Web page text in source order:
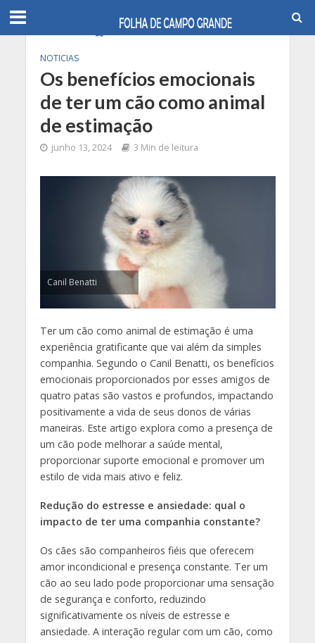
NOTICIAS
Os benefícios emocionais
de ter um cão como animal
de estimação
junho 13, 2024 3 Min de leitura
Canil Benatti
Ter um cão como animal de estimação é uma
experiência gratificante que vai além da simples
companhia. Segundo o Canil Benatti, os benefícios
emocionais proporcionados por esses amigos de
quatro patas são vastos e profundos, impactando
positivamente a vida de seus donos de várias
maneiras. Este artigo explora como a presença de
um cão pode melhorar a saúde mental,
proporcionar suporte emocional e promover um
estilo de vida mais ativo e feliz.
Redução do estresse e ansiedade: qual o
impacto de ter uma companhia constante?
Os cães são companheiros fiéis que oferecem
amor incondicional e presença constante. Ter um
cão ao seu lado pode proporcionar uma sensação
de segurança e conforto, reduzindo
significativamente os níveis de estresse e
ansiedade. A interação regular com um cão, como